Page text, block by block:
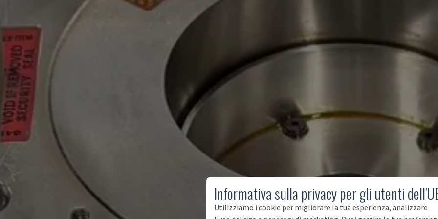
Informativa sulla privacy per gli utenti
Utilizziamo i cookie per migliorare la tua esperienza, analizzare